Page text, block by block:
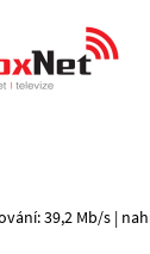
39,2 Mb/s |